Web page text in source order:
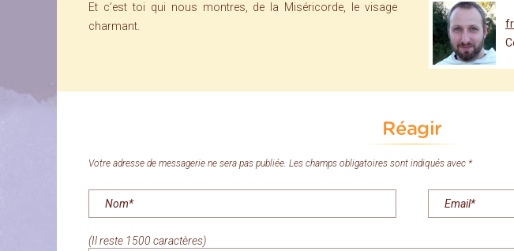
Et c’est toi qui nous montres, de la Miséricorde, le visage
charmant.
Réagir
Votre adresse de messagerie ne sera pas publiée. Les champs obligatoires sont indiqués avec *
(Il reste 1500 caractères)